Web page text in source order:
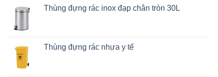
Thùng đựng rác inox đạp chân tròn 30L
Thùng đựng rác nhựa y tế